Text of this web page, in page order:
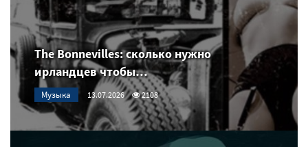
The Bonnevilles: сколько нужно
ирландцев чтобы…
Музыка 13.07.2026 2108